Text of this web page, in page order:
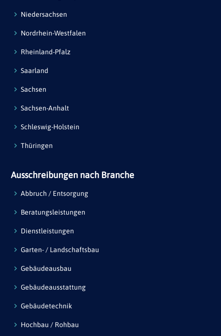
Niedersachsen
Nordrhein-Westfalen
Rheinland-Pfalz
Saarland
Sachsen
Sachsen-Anhalt
Schleswig-Holstein
Thüringen
Ausschreibungen nach Branche
Abbruch / Entsorgung
Beratungsleistungen
Dienstleistungen
Garten- / Landschaftsbau
Gebäudeausbau
Gebäudeausstattung
Gebäudetechnik
Hochbau / Rohbau